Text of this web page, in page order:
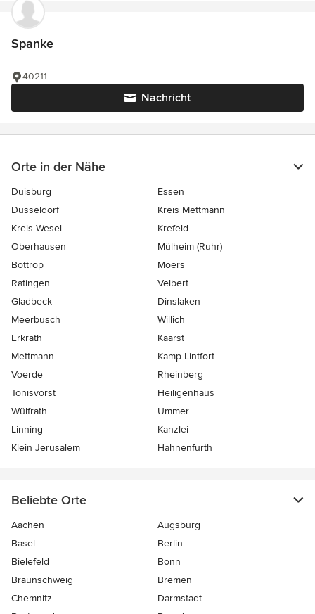
Spanke
Nachricht
40211
Orte in der Nähe
Duisburg
Essen
Düsseldorf
Kreis Mettmann
Kreis Wesel
Krefeld
Oberhausen
Mülheim (Ruhr)
Bottrop
Moers
Ratingen
Velbert
Gladbeck
Dinslaken
Meerbusch
Willich
Erkrath
Kaarst
Mettmann
Kamp-Lintfort
Voerde
Rheinberg
Tönisvorst
Heiligenhaus
Wülfrath
Ummer
Linning
Kanzlei
Klein Jerusalem
Hahnenfurth
Beliebte Orte
Aachen
Augsburg
Basel
Berlin
Bielefeld
Bonn
Braunschweig
Bremen
Chemnitz
Darmstadt